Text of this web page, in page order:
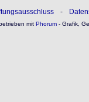
-
betrieben mitPhorum- Grafik,